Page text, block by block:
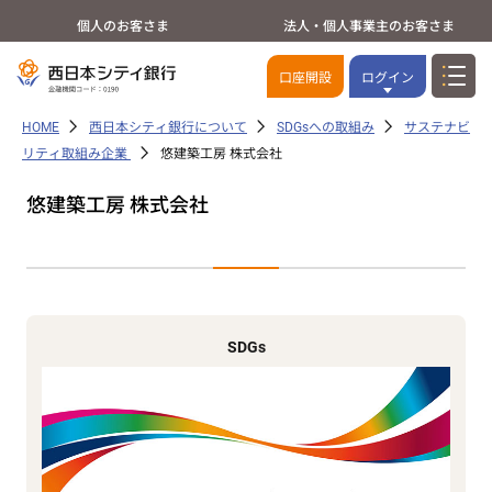
個人のお客さま 法人・個人事業主のお客さま
口座開設 ログイン
HOME 西日本シティ銀行について SDGsへの取組み
サステナビ
リティ取組み企業
悠建築工房 株式会社
悠建築工房 株式会社
SDGs